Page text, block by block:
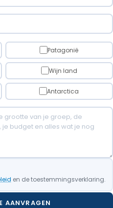
Patagonië
Wijn land
Antarctica
en de toestemmingsverklaring.
AANVRAGEN